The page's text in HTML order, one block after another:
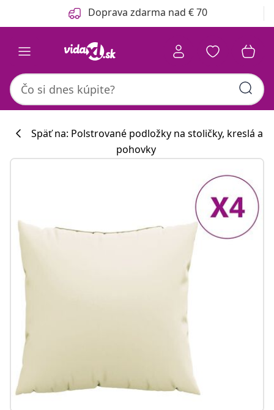
Predchádzajúce Doprava zdarma nad € 70
Späť na: Polstrované podložky na stoličky, kreslá a
pohovky